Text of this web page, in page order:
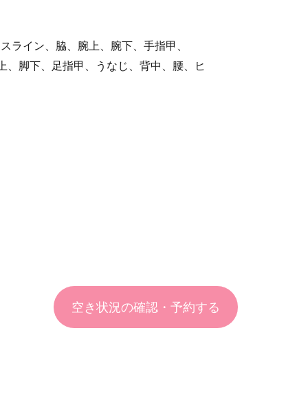
ライン、脇、腕上、腕下、手指甲、
、脚下、足指甲、うなじ、背中、腰、ヒ
空き状況の確認・予約する